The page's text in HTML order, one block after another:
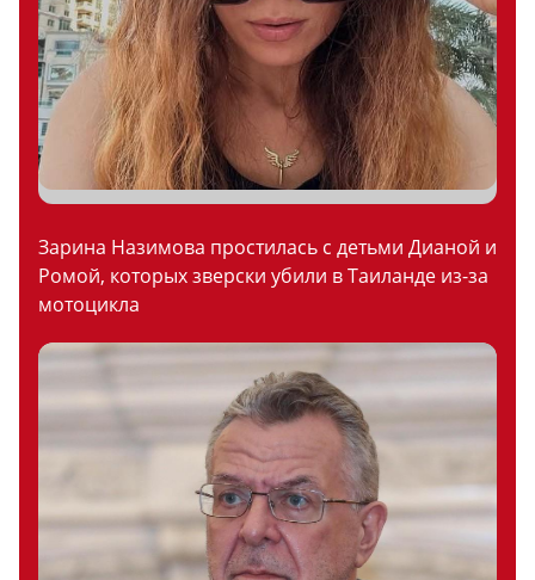
Зарина Назимова простилась с детьми Дианой и
Ромой, которых зверски убили в Таиланде из-за
мотоцикла